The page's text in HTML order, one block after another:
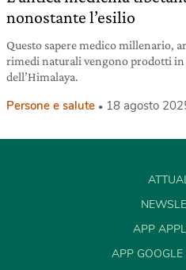
nonostante l’esilio
Questo sapere medico millenario,
rimedi naturali vengono prodotti in
dell’Himalaya.
Persone e salute 18 agosto
APP
APP